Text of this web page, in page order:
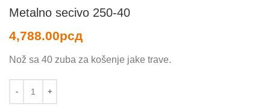
Metalno secivo 250-40
4,788.00рсд
Nož sa 40 zuba za košenje jake trave.